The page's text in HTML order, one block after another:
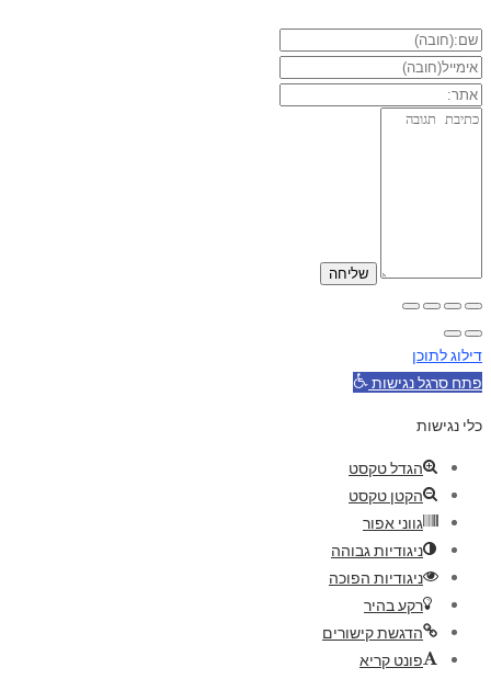
דילוג לתוכן
פתח סרגל נגישות
כלי נגישות
הגדל טקסט
הקטן טקסט
גווני אפור
ניגודיות גבוהה
ניגודיות הפוכה
רקע בהיר
הדגשת קישורים
פונט קריא